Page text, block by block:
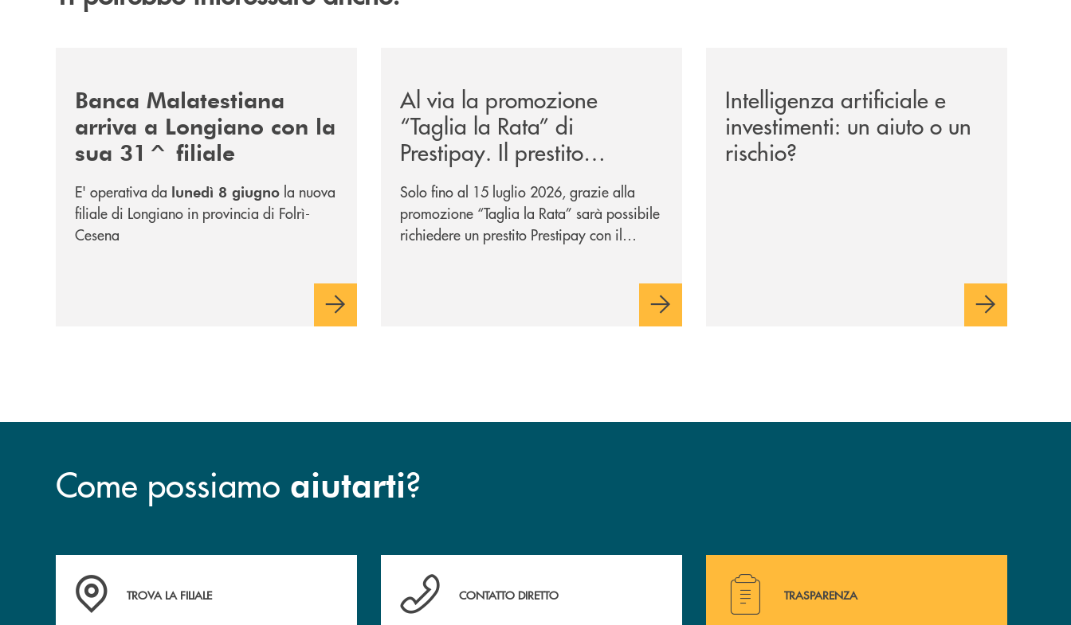
Banca Malatestiana
arriva a Longiano con la
sua 31^ filiale
E' operativa da lunedì 8 giugno la nuova
filiale di Longiano in provincia di Folrì-
Cesena
Al via la promozione
“Taglia la Rata” di
Prestipay. Il prestito
personale che si fa in due
per te!
Solo fino al 15 luglio 2026, grazie alla
promozione “Taglia la Rata” sarà possibile
richiedere un prestito Prestipay con il
Intelligenza artificiale e
investimenti: un aiuto o un
rischio?
Come possiamo aiutarti?
Trova la filiale più vicina a te.
TROVA LA FILIALE
Hai bisogno di assistenza ?&nbsp;
CONTATTO DIRETTO
Hai bisogno di alcuni documenti ? Vai alla pagina
TRASPARENZA